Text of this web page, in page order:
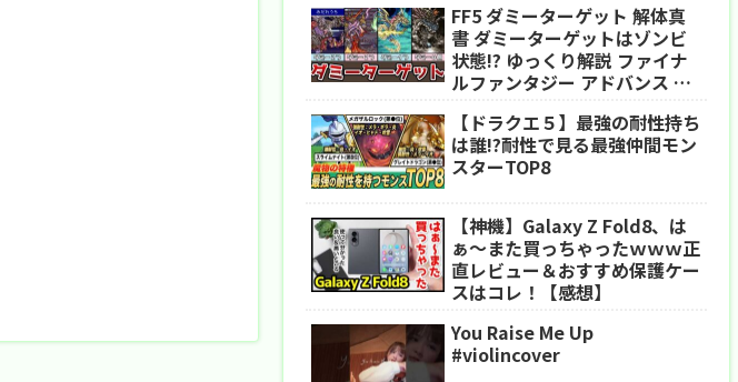
FF5 ダミーターゲット 解体真
書 ダミーターゲットはゾンビ
状態!? ゆっくり解説 ファイナ
ルファンタジー アドバンス ピ
【ドラクエ５】最強の耐性持ち
は誰!?耐性で見る最強仲間モン
スターTOP8
【神機】Galaxy Z Fold8、は
ぁ〜また買っちゃったｗｗｗ正
直レビュー＆おすすめ保護ケー
スはコレ！【感想】
You Raise Me Up
#violincover